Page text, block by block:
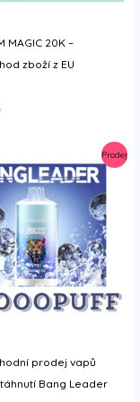
MAGIC 20K –
zboží z EU
Aktuální
Prodej
prodej vapů
Bang Leader